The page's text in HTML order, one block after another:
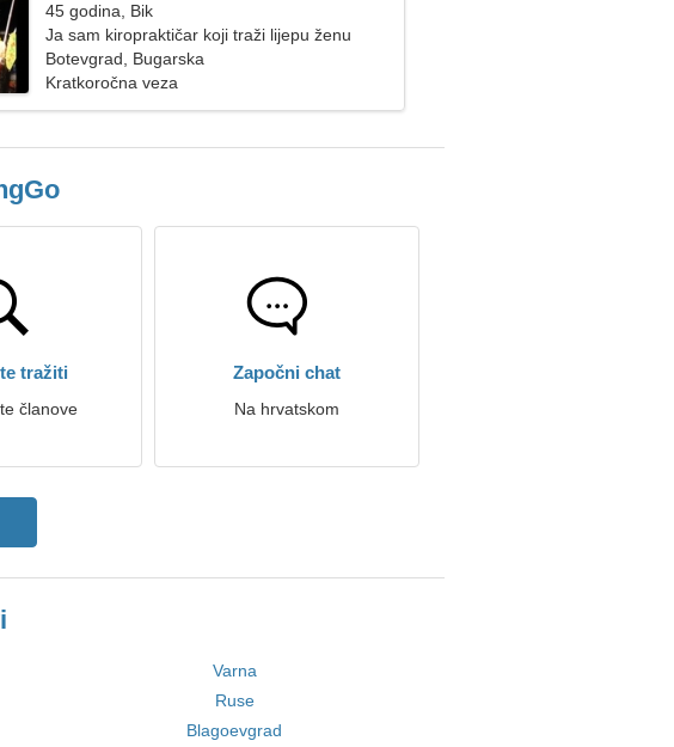
45 godina, Bik
Ja sam kiropraktičar koji traži lijepu ženu
Botevgrad, Bugarska
Kratkoročna veza
tražiti
članove
Započni chat
Na hrvatskom
Varna
Ruse
Blagoevgrad